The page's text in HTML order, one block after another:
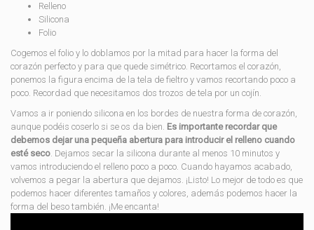
Relleno
Silicona
Folio
Cogemos el folio y lo doblamos por la mitad para hacer la forma del
corazón perfecto y para que quede simétrico. Recortamos el corazón,
ponemos la figura encima de la tela de fieltro y vamos recortando poco a
poco. Recordad que necesitamos dos trozos de tela por un cojín.
Vamos a ir poniendo silicona en los bordes de nuestra forma de corazón,
aunque podéis coserlo si se os da bien. Es importante recordar que
debemos dejar una pequeña abertura para introducir el relleno cuando
esté seco. Dejamos secar la silicona durante al menos 10 minutos y
vamos introduciendo el relleno poco a poco. Cuando hayamos acabado,
volvemos a pegar la abertura que dejamos. ¡Listo! Lo mejor de todo es que
podemos hacer diferentes tamaños y colores, además podemos hacer la
forma del beso también. ¡Me encanta!